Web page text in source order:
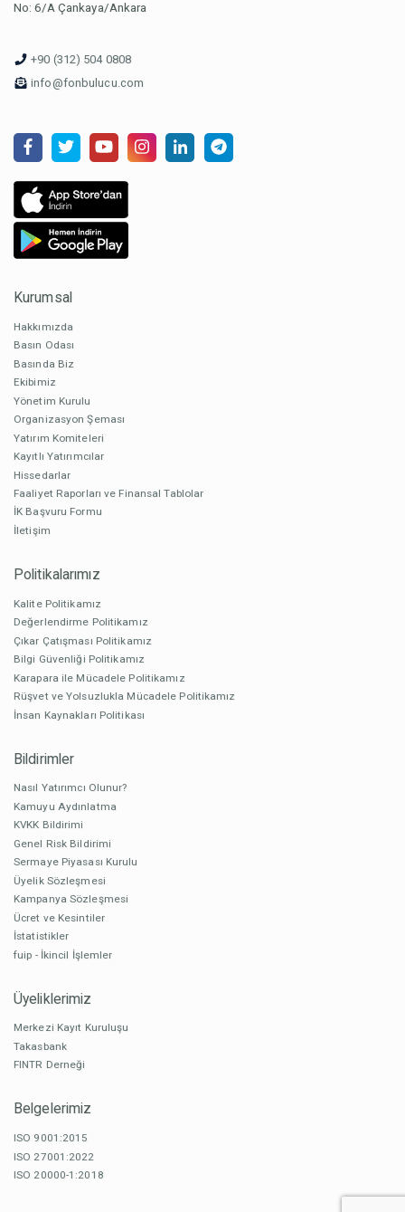
No: 6/A Çankaya/Ankara
+90 (312) 504 0808
info@fonbulucu.com
Kurumsal
Hakkımızda
Basın Odası
Basında Biz
Ekibimiz
Yönetim Kurulu
Organizasyon Şeması
Yatırım Komiteleri
Kayıtlı Yatırımcılar
Hissedarlar
Faaliyet Raporları ve Finansal Tablolar
İK Başvuru Formu
İletişim
Politikalarımız
Kalite Politikamız
Değerlendirme Politikamız
Çıkar Çatışması Politikamız
Bilgi Güvenliği Politikamız
Karapara ile Mücadele Politikamız
Rüşvet ve Yolsuzlukla Mücadele Politikamız
İnsan Kaynakları Politikası
Bildirimler
Nasıl Yatırımcı Olunur?
Kamuyu Aydınlatma
KVKK Bildirimi
Genel Risk Bildirimi
Sermaye Piyasası Kurulu
Üyelik Sözleşmesi
Kampanya Sözleşmesi
Ücret ve Kesintiler
İstatistikler
fuip - İkincil İşlemler
Üyeliklerimiz
Merkezi Kayıt Kuruluşu
Takasbank
FINTR Derneği
Belgelerimiz
ISO 9001:2015
ISO 27001:2022
ISO 20000-1:2018